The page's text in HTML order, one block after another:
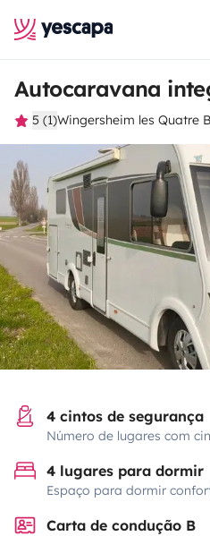
Autocaravana
5 (1)Wingersheim les Quatre
4 cintos de segurança
Número de lugares com
4 lugares para dormir
Espaço para dormir
Carta de condução B